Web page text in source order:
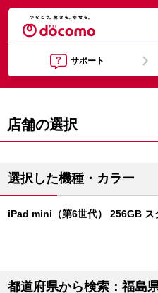
サポート
店舗の選択
選択した機種・カラー
iPad mini（第6世代） 256GB ス
都道府県から検索：福島